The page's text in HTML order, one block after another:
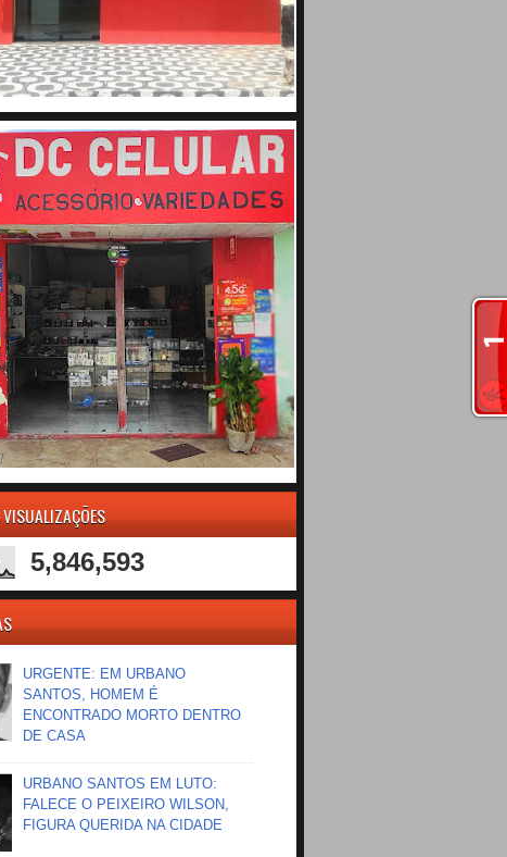
5,846,593
URGENTE: EM URBANO
SANTOS, HOMEM É
ENCONTRADO MORTO DENTRO
DE CASA
URBANO SANTOS EM LUTO:
FALECE O PEIXEIRO WILSON,
FIGURA QUERIDA NA CIDADE